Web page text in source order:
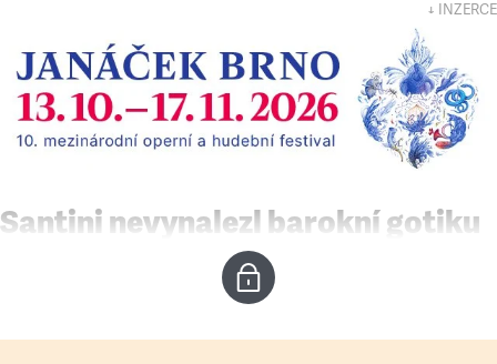
↓ INZERCE
Santini nevynalezl barokní gotiku